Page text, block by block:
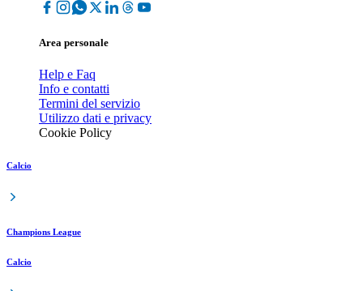
Area personale
Help e Faq
Info e contatti
Termini del servizio
Utilizzo dati e privacy
Cookie Policy
Calcio
Champions League
Calcio